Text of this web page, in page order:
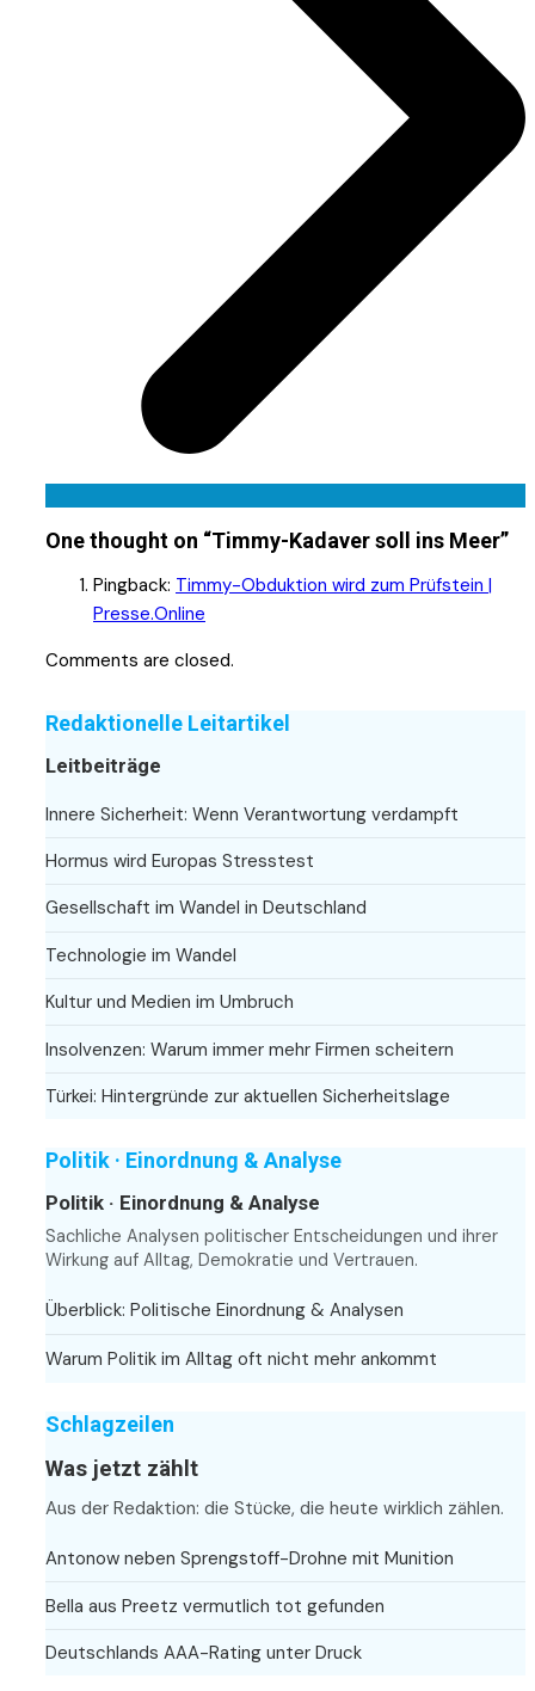
One thought on “Timmy-Kadaver soll ins Meer”
Pingback: Timmy-Obduktion wird zum Prüfstein |
Presse.Online
Comments are closed.
Redaktionelle Leitartikel
Leitbeiträge
Innere Sicherheit: Wenn Verantwortung verdampft
Hormus wird Europas Stresstest
Gesellschaft im Wandel in Deutschland
Technologie im Wandel
Kultur und Medien im Umbruch
Insolvenzen: Warum immer mehr Firmen scheitern
Türkei: Hintergründe zur aktuellen Sicherheitslage
Politik · Einordnung & Analyse
Politik · Einordnung & Analyse
Sachliche Analysen politischer Entscheidungen und ihrer
Wirkung auf Alltag, Demokratie und Vertrauen.
Überblick: Politische Einordnung & Analysen
Warum Politik im Alltag oft nicht mehr ankommt
Schlagzeilen
Was jetzt zählt
Aus der Redaktion: die Stücke, die heute wirklich zählen.
Antonow neben Sprengstoff-Drohne mit Munition
Bella aus Preetz vermutlich tot gefunden
Deutschlands AAA-Rating unter Druck